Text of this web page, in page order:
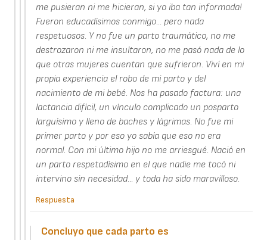
me pusieran ni me hicieran, si yo iba tan informada!
Fueron educadísimos conmigo... pero nada
respetuosos. Y no fue un parto traumático, no me
destrozaron ni me insultaron, no me pasó nada de lo
que otras mujeres cuentan que sufrieron. Viví en mi
propia experiencia el robo de mi parto y del
nacimiento de mi bebé. Nos ha pasado factura: una
lactancia difícil, un vínculo complicado un posparto
larguísimo y lleno de baches y lágrimas. No fue mi
primer parto y por eso yo sabía que eso no era
normal. Con mi último hijo no me arriesgué. Nació en
un parto respetadísimo en el que nadie me tocó ni
intervino sin necesidad... y toda ha sido maravilloso.
Respuesta
Concluyo que cada parto es